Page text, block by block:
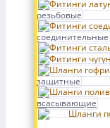
резьбовые
защитные
всасывающие